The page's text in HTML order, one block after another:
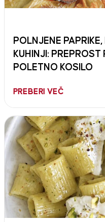
POLNJENE
KUHINJI:
POLETNO KOSILO
PREBERI VEČ